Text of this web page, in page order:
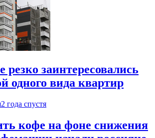
резко заинтересовались
одного вида квартир
2 года спустя
кофе на фоне снижения